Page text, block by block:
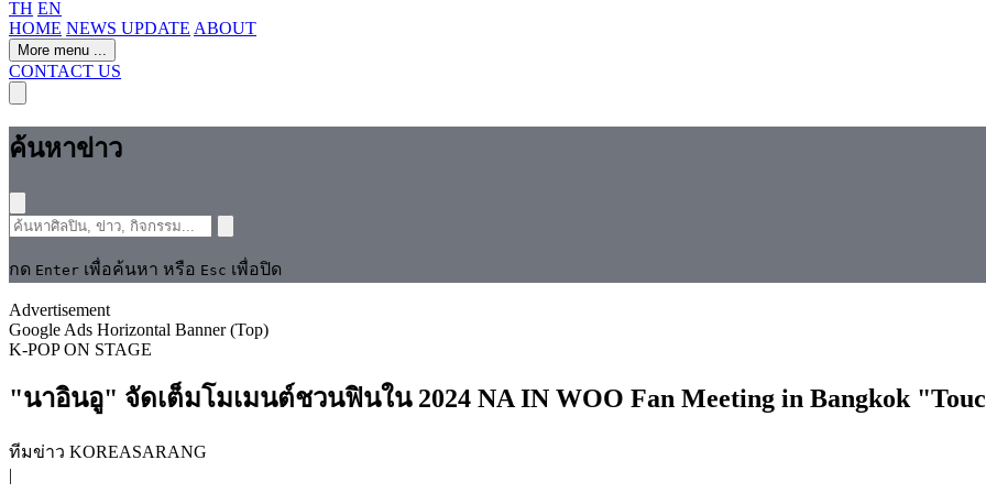
TH EN
HOME NEWS UPDATE ABOUT
More menu ...
CONTACT US
ค้นหาข่าว
กด Enter เพื่อค้นหา หรือ Esc เพื่อปิด
Advertisement
Google Ads Horizontal Banner (Top)
K-POPON STAGE
"นาอินอู" จัดเต็มโมเมนต์​ชวนฟินใน 2024 NA IN WOO Fan Meeting in Bangkok
ทีมข่าว KOREASARANG
|